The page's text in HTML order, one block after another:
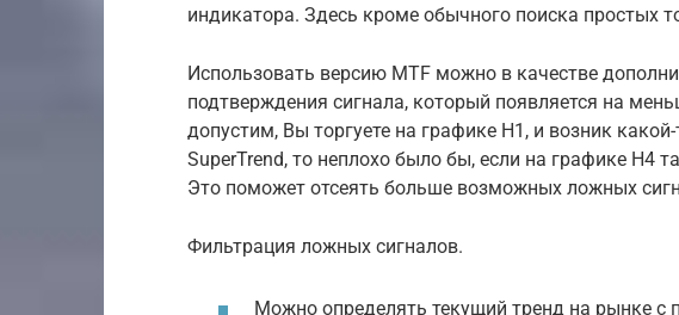
индикатора. Здесь кроме обычного поиска простых
Использовать версию MTF можно в качестве
подтверждения сигнала, который появляется на
допустим, Вы торгуете на графике Н1, и возник
SuperTrend, то неплохо было бы, если на графике Н4
Это поможет отсеять больше возможных ложных
Фильтрация ложных сигналов.
Можно определять текущий тренд на рынке